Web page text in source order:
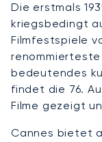
Die erstmals
kriegsbedingt
Filmfestspiele
bedeutendes
findet die 76.
Filme gezeigt
Cannes bietet